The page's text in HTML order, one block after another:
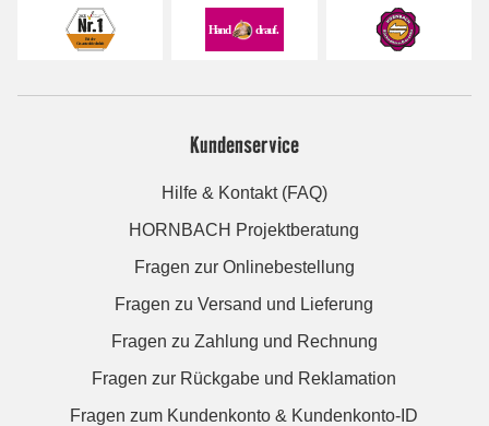
Kundenservice
Hilfe & Kontakt (FAQ)
HORNBACH Projektberatung
Fragen zur Onlinebestellung
Fragen zu Versand und Lieferung
Fragen zu Zahlung und Rechnung
Fragen zur Rückgabe und Reklamation
Fragen zum Kundenkonto & Kundenkonto-ID